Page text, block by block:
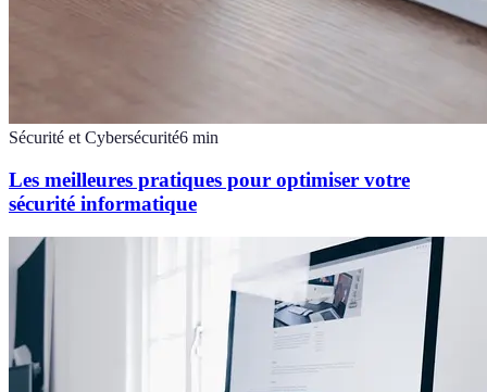
Sécurité et Cybersécurité6 min
Les meilleures pratiques pour optimiser votre
sécurité informatique